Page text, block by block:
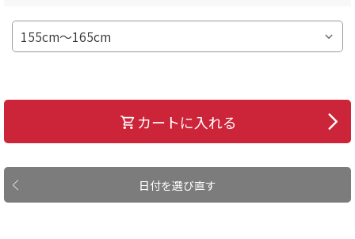
日付を選び直す
カートに入れる